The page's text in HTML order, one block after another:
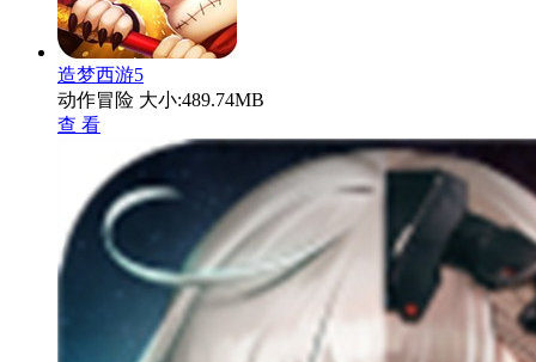
造梦西游5
动作冒险 大小:489.74MB
查 看